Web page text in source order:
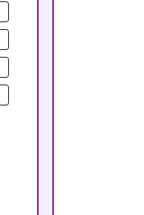
してるのはまあ見かけるが